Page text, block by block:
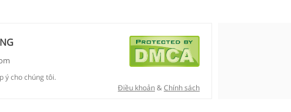
ý cho chúng tôi.
Điều khoản&Chính sách